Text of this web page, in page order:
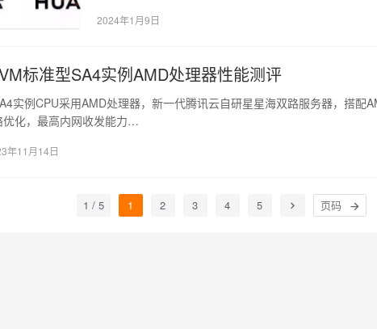
2024年1月9日
标准型SA4实例AMD处理器性能测评
实例CPU采用AMD处理器，新一代腾讯云自研星星海双路服务器，搭配
化，最高内网收发能力…
年11月14日
1 / 5 1 2 3 4 5